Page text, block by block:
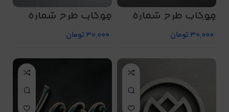
موکاپ طرح شماره
5044
30,000تومان
موکاپ طرح شماره
5046
30,000تومان